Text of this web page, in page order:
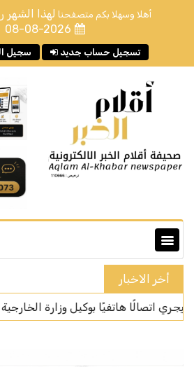
أهلا وسهلا بكم متصفحنا لهذا الشهر
08-08-2026
سجيل تسجيل حساب جديد
أخر الاخبار
هاتفيًا بوكيل وزارة الخارجية